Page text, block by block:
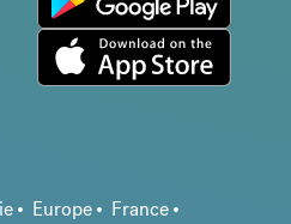
Europe
France